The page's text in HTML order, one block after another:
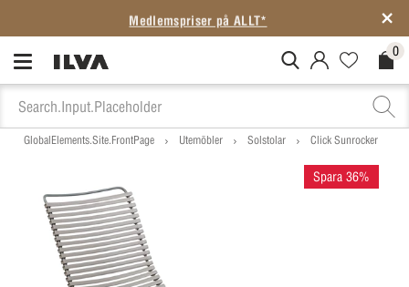
Medlemspriser på ALLT*
MitIlva.Login 0
GlobalElements.Site.FrontPage Utemöbler Solstolar Click Sunrocker
Spara 36%